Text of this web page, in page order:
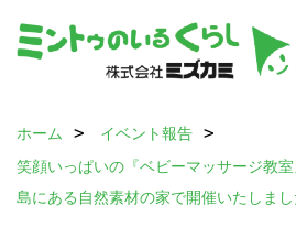
ホーム
イベント報告
笑顔いっぱいの『ベビーマッサージ教室
島にある自然素材の家で開催いたしまし